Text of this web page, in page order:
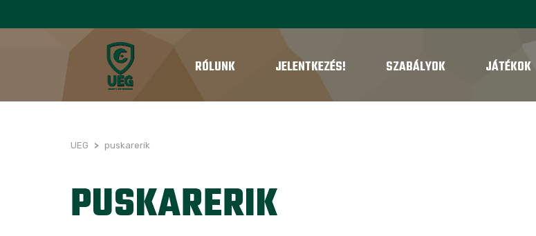
RÓLUNK JELENTKEZÉS! SZABÁLYOK JÁTÉKOK
UEG > puskarerik
PUSKARERIK